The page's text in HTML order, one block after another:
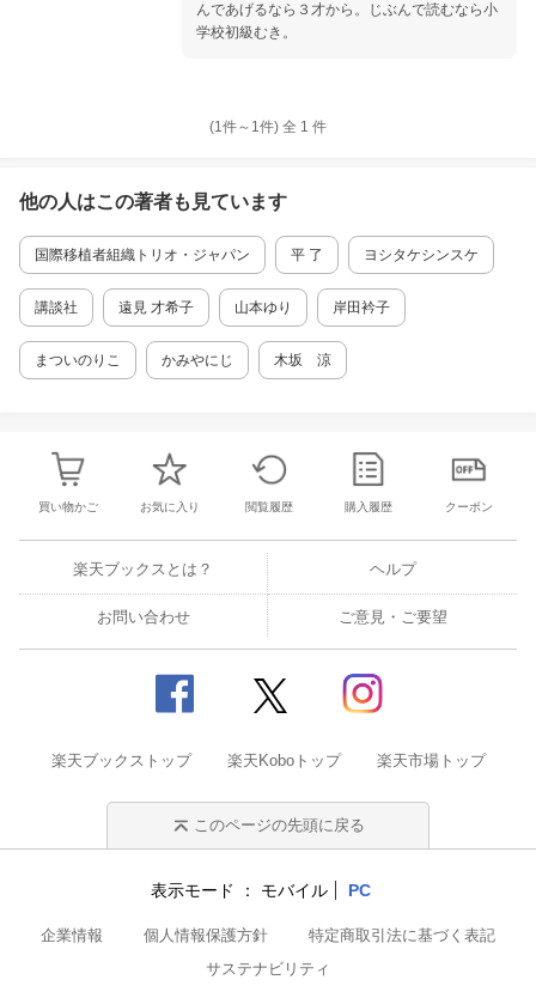
んであげるなら３才から。じぶんで読むなら小
学校初級むき。
(1件～ 1件) 全 1 件
他の人はこの著者も見ています
国際移植者組織トリオ・ジャパン 平 了 ヨシタケシンスケ
講談社 遠見 才希子 山本ゆり 岸田衿子
まついのりこ かみやにじ 木坂 涼
買い物かご お気に入り 閲覧履歴 購入履歴 クーポン
楽天ブックスとは？ ヘルプ
お問い合わせ ご意見・ご要望
楽天ブックストップ 楽天Koboトップ 楽天市場トップ
このページの先頭に戻る
表示モード モバイル PC
企業情報 個人情報保護方針
特定商取引法に基づく表記
サステナビリティ